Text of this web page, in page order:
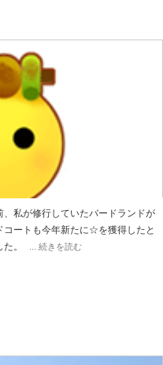
私が修行していたバードランドが
ートも今年新たに☆を獲得したと
。
... 続きを読む